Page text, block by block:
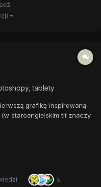
?ref=bookmarks
bo nie chc...
tablety
grafikę inspirowaną
staroangielskim tit znaczy
jeśli będzie duże
z próbk...
5